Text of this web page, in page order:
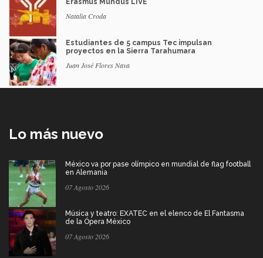
Erasmus Mundus LIVE
Natalia Croda
Estudiantes de 5 campus Tec impulsan
proyectos en la Sierra Tarahumara
Juan José Flores Nava
Lo más nuevo
México va por pase olímpico en mundial de flag football
en Alemania
07 Agosto 2026
Música y teatro: EXATEC en el elenco de El Fantasma
de la Ópera México
07 Agosto 2026